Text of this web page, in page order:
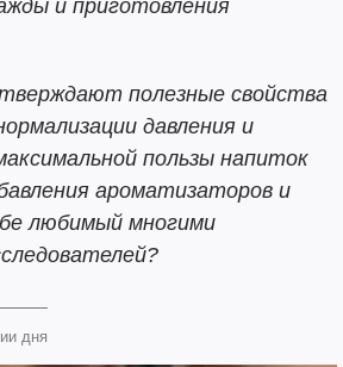
и приготовления
полезные свойства
давления и
пользы напиток
ароматизаторов и
любимый многими
дня